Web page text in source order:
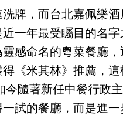
牌，而台北嘉佩樂酒
近一年最受矚目的名
感命名的粵菜餐廳
《米其林》推薦，
今隨著新任中餐行政
試的餐廳，而是進